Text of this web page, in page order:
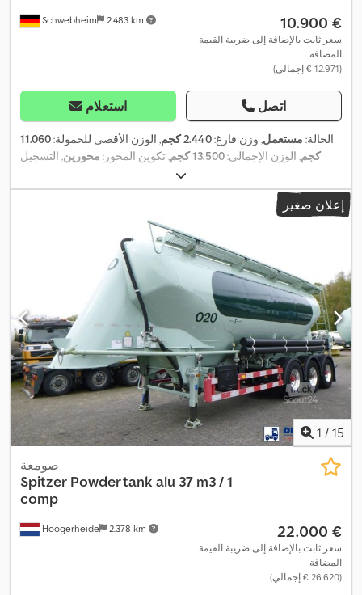
Schwebheim 2.483 km ‏10.900 €
سعر ثابت بالإضافة إلى ضريبة القيمة
المضافة
(‏12.971 € إجمالي)
استعلام اتصل
الحالة: مستعمل, وزن فارغ:2.440 كجم , الوزن الأقصى للحمولة:11.060
كجم, الوزن الإجمالي:13.500 كجم , تكوين المحور: محورين, التسجيل
, طول مساحة التحميل:
التحميل:1.770 مم , تعليق:فولاذ, مقاس الإطار: 285 /70 R19,5 , لون:آخر,
, فئة الانبعاثات:لا شيء
إعلان صغير
1 / 15
Hoogerheide 2.378 km
صومعة
Spitzer Powder tank alu 37 m3 / 1
comp
‏22.000 €
سعر ثابت بالإضافة إلى ضريبة القيمة
المضافة
(‏26.620 € إجمالي)